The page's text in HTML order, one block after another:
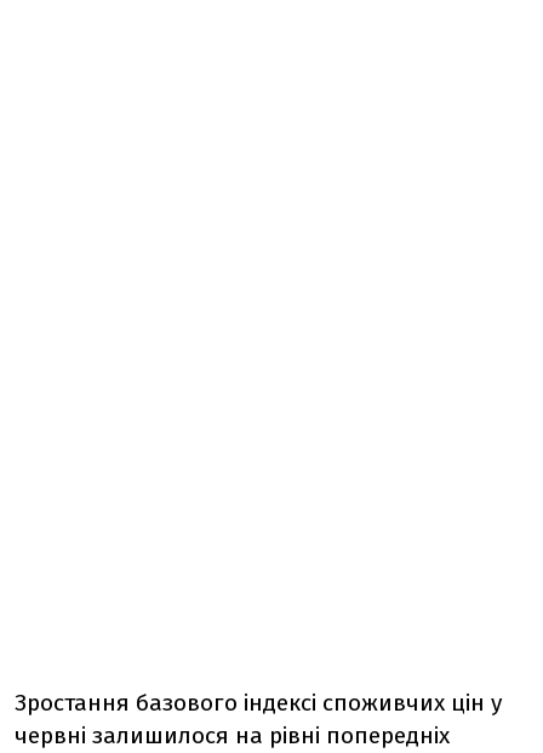
Зростання базового індексі споживчих цін у
червні залишилося на рівні попередніх